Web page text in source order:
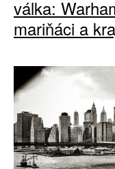
válka:
mariňáci a